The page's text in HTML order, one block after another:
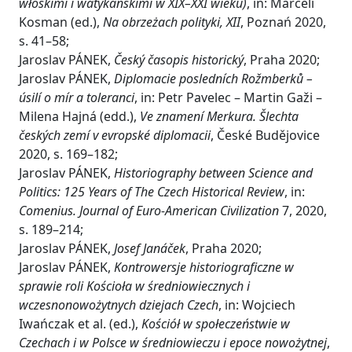
Kosman (ed.), Na obrzeżach polityki, XII, Poznań 2020,
s. 41–58;
Jaroslav PÁNEK, Český časopis historický, Praha 2020;
Jaroslav PÁNEK, Diplomacie posledních Rožmberků –
úsilí o mír a toleranci, in: Petr Pavelec – Martin Gaži –
Milena Hajná (edd.), Ve znamení Merkura. Šlechta
českých zemí v evropské diplomacii, České Budějovice
2020, s. 169–182;
Jaroslav PÁNEK, Historiography between Science and
Politics: 125 Years of The Czech Historical Review, in:
Comenius. Journal of Euro-American Civilization7, 2020,
s. 189–214;
Jaroslav PÁNEK, Josef Janáček, Praha 2020;
Jaroslav PÁNEK, Kontrowersje historiograficzne w
sprawie roli Kościoła w średniowiecznych i
wczesnonowożytnych dziejach Czech, in: Wojciech
Iwańczak et al. (ed.), Kościół w społeczeństwie w
Czechach i w Polsce w średniowieczu i epoce nowożytnej,